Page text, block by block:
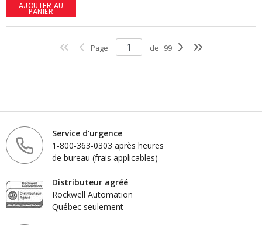
AJOUTER AU
PANIER
Page de 99
Service d'urgence
1-800-363-0303 après heures
de bureau (frais applicables)
Distributeur agréé
Rockwell Automation
Québec seulement